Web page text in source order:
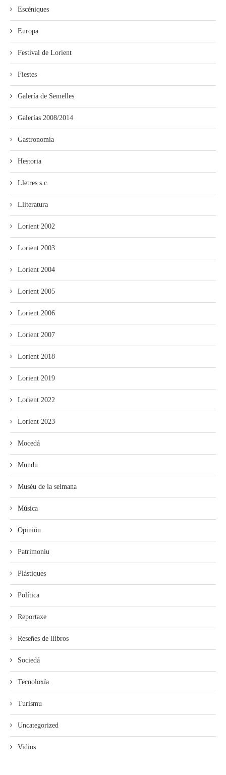
Escéniques
Europa
Festival de Lorient
Fiestes
Galería de Semelles
Galerías 2008/2014
Gastronomía
Hestoria
Lletres s.c.
Lliteratura
Lorient 2002
Lorient 2003
Lorient 2004
Lorient 2005
Lorient 2006
Lorient 2007
Lorient 2018
Lorient 2019
Lorient 2022
Lorient 2023
Mocedá
Mundu
Muséu de la selmana
Música
Opinión
Patrimoniu
Plástiques
Política
Reportaxe
Reseñes de llibros
Sociedá
Tecnoloxía
Turismu
Uncategorized
Vidios